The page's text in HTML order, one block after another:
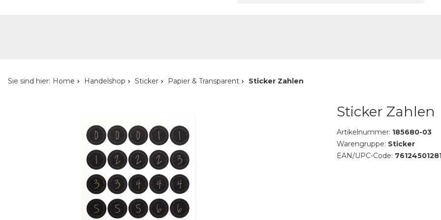
Sie sind hier: Home Handelshop Sticker Papier & Transparent Sticker Zahlen
Sticker Zahlen
Artikelnummer: 185680-03
Warengruppe: Sticker
EAN/UPC-Code: